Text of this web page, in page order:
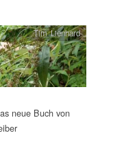
Tim Lienhard
neue Buch von